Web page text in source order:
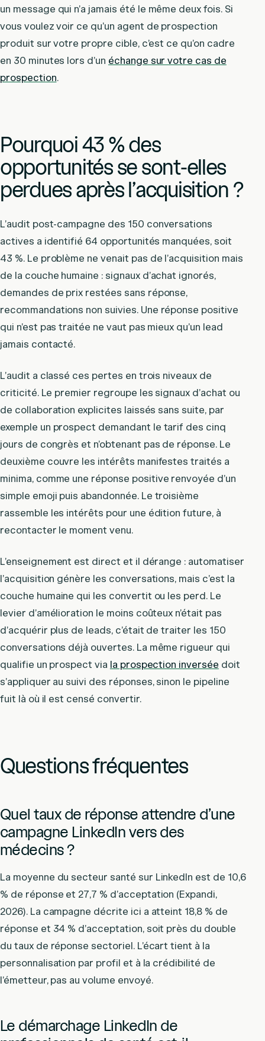
un message qui n’a jamais été le même deux fois. Si
vous voulez voir ce qu’un agent de prospection
produit sur votre propre cible, c’est ce qu’on cadre
en 30 minutes lors d’un échange sur votre cas de
prospection.
Pourquoi 43 % des
opportunités se sont-elles
perdues après l’acquisition ?
L’audit post-campagne des 150 conversations
actives a identifié 64 opportunités manquées, soit
43 %. Le problème ne venait pas de l’acquisition mais
de la couche humaine : signaux d’achat ignorés,
demandes de prix restées sans réponse,
recommandations non suivies. Une réponse positive
qui n’est pas traitée ne vaut pas mieux qu’un lead
jamais contacté.
L’audit a classé ces pertes en trois niveaux de
criticité. Le premier regroupe les signaux d’achat ou
de collaboration explicites laissés sans suite, par
exemple un prospect demandant le tarif des cinq
jours de congrès et n’obtenant pas de réponse. Le
deuxième couvre les intérêts manifestes traités a
minima, comme une réponse positive renvoyée d’un
simple emoji puis abandonnée. Le troisième
rassemble les intérêts pour une édition future, à
recontacter le moment venu.
L’enseignement est direct et il dérange : automatiser
l’acquisition génère les conversations, mais c’est la
couche humaine qui les convertit ou les perd. Le
levier d’amélioration le moins coûteux n’était pas
d’acquérir plus de leads, c’était de traiter les 150
conversations déjà ouvertes. La même rigueur qui
qualifie un prospect via la prospection inversée doit
s’appliquer au suivi des réponses, sinon le pipeline
fuit là où il est censé convertir.
Questions fréquentes
Quel taux de réponse attendre d’une
campagne LinkedIn vers des
médecins ?
La moyenne du secteur santé sur LinkedIn est de 10,6
% de réponse et 27,7 % d’acceptation (Expandi,
2026). La campagne décrite ici a atteint 18,8 % de
réponse et 34 % d’acceptation, soit près du double
du taux de réponse sectoriel. L’écart tient à la
personnalisation par profil et à la crédibilité de
l’émetteur, pas au volume envoyé.
Le démarchage LinkedIn de